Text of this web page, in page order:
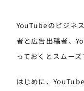
YouTubeのビジネ
者と広告出稿者、
っておくとスムーズ
はじめに、